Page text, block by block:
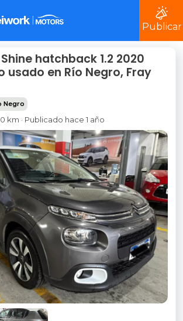
Publicar
hatchback 1.2 2020
usado en Río Negro, Fray
Negro
km · Publicado hace 1 año